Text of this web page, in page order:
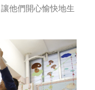
他們開心愉快地生